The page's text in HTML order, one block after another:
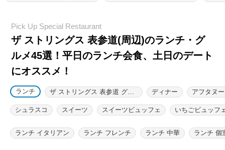
ザ ストリングス 表参道(周辺)のランチ・グ
ルメ45選！平日のランチ会食、土日のデート
にオススメ！
ランチ ザ ストリングス 表参道 グルメ ディナー アフタヌ
シュラスコ スイーツ スイーツビュッフェ いちごビュッフ
ランチ イタリアン ランチ フレンチ ランチ 中華 ランチ 個